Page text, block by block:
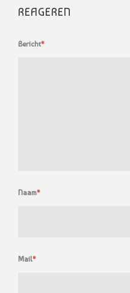
REAGEREN
Bericht*
Naam*
Mail*